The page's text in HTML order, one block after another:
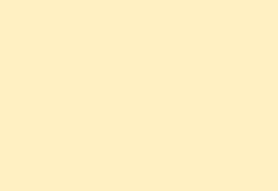
de bagues
une bague
Retiré dans sa
Maritime), il y